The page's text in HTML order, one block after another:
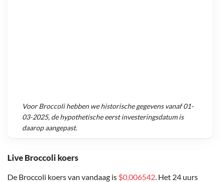
Live Broccoli koers
De Broccoli koers van vandaag is $0,006542. Het 24 uurs
VoorBroccolihebben we historische gegevens vanaf01-
03-2025, de hypothetische eerst investeringsdatum is
daarop aangepast.